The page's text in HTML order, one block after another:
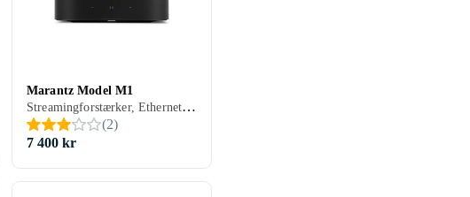
Marantz Model M1
Streamingforstærker, Ethernet, USB, RCA-indgang, RCA-udgang, Pre-out, Apple AirPlay, Bluetooth, Indbygget Wi-Fi
(2)
7 400 kr